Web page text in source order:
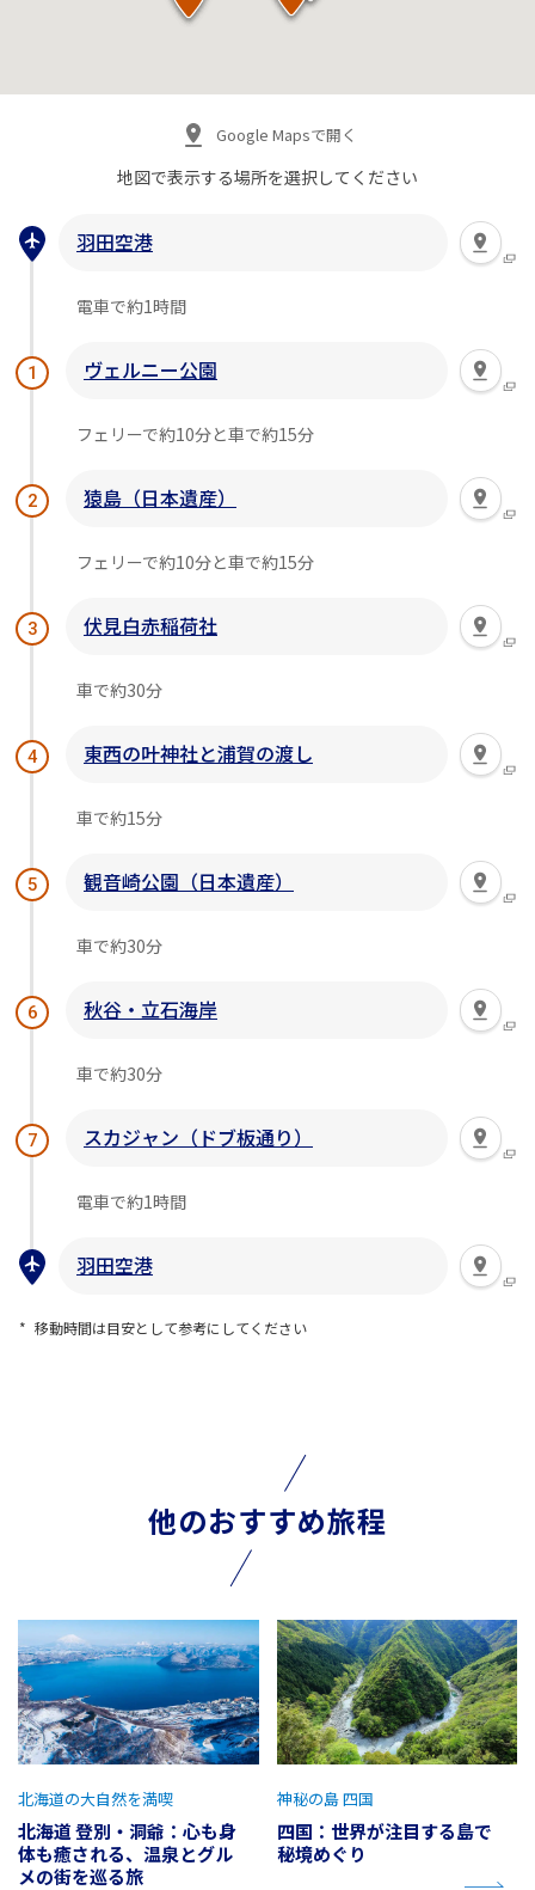
Google Mapsで開く
地図で表示する場所を選択してください
羽田空港
電車で約1時間
1 ヴェルニー公園
フェリーで約10分と車で約15分
2 猿島（日本遺産）
フェリーで約10分と車で約15分
3 伏見白赤稲荷社
車で約30分
4 東西の叶神社と浦賀の渡し
車で約15分
5 観音崎公園（日本遺産）
車で約30分
6 秋谷・立石海岸
車で約30分
7 スカジャン（ドブ板通り）
電車で約1時間
羽田空港
移動時間は目安として参考にしてください
他のおすすめ旅程
北海道 登別・洞爺：心も身
体も癒される、温泉とグル
メの街を巡る旅
北海道の大自然を満喫
四国：世界が注目する島で
秘境めぐり
神秘の島 四国